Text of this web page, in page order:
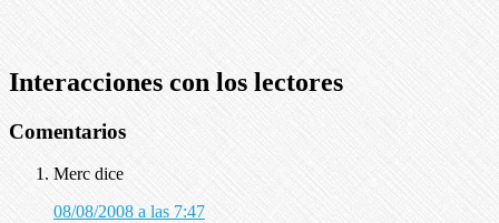
Interacciones con los lectores
Comentarios
Merc dice
08/08/2008 a las 7:47